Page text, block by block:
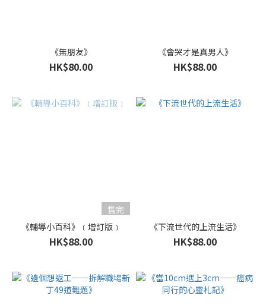
《無朋友》
HK$80.00
《會哭才是真男人》
HK$88.00
售完
《輔導小百科》﹝增訂版﹞
HK$88.00
《下流世代的上流生活》
HK$88.00